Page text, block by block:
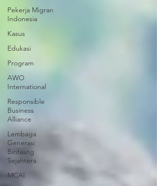
Pekerja Migran
Indonesia
Kasus
Edukasi
Program
AWO
International
Responsible
Business
Alliance
Lembaga
Generasi
Bintasng
Sejahtera
MCAI